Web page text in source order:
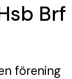
Brf
förening